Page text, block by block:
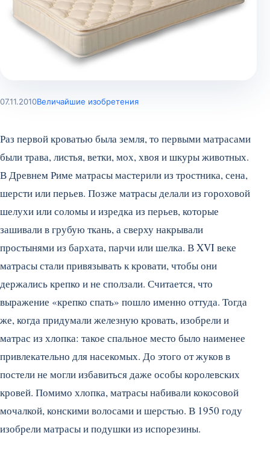
07.11.2010Величайшие изобретения
Раз первой кроватью была земля, то первыми матрасами
были трава, листья, ветки, мох, хвоя и шкуры животных.
В Древнем Риме матрасы мастерили из тростника, сена,
шерсти или перьев. Позже матрасы делали из гороховой
шелухи или соломы и изредка из перьев, которые
зашивали в грубую ткань, а сверху накрывали
простынями из бархата, парчи или шелка. В XVI веке
матрасы стали привязывать к кровати, чтобы они
держались крепко и не сползали. Считается, что
выражение «крепко спать» пошло именно оттуда. Тогда
же, когда придумали железную кровать, изобрели и
матрас из хлопка: такое спальное место было наименее
привлекательно для насекомых. До этого от жуков в
постели не могли избавиться даже особы королевских
кровей. Помимо хлопка, матрасы набивали кокосовой
мочалкой, конскими волосами и шерстью. В 1950 году
изобрели матрасы и подушки из испорезины.